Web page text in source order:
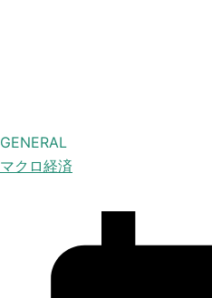
GENERAL
マクロ経済